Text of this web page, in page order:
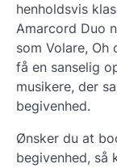
henholdsvis
Amarcord Duo
som Volare, Oh
få en sanselig
musikere, der
begivenhed.
Ønsker du at
begivenhed, så